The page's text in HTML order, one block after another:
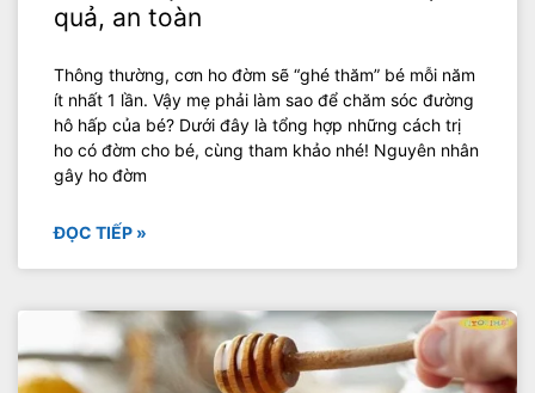
quả, an toàn
Thông thường, cơn ho đờm sẽ “ghé thăm” bé mỗi năm
ít nhất 1 lần. Vậy mẹ phải làm sao để chăm sóc đường
hô hấp của bé? Dưới đây là tổng hợp những cách trị
ho có đờm cho bé, cùng tham khảo nhé! Nguyên nhân
gây ho đờm
ĐỌC TIẾP »